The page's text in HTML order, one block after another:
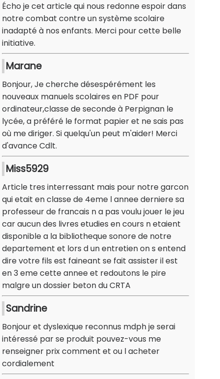
Écho je cet article qui nous redonne espoir dans
notre combat contre un système scolaire
inadapté à nos enfants. Merci pour cette belle
initiative.
Marane
Bonjour, Je cherche désespérément les
nouveaux manuels scolaires en PDF pour
ordinateur,classe de seconde à Perpignan le
lycée, a préféré le format papier et ne sais pas
où me diriger. Si quelqu'un peut m'aider! Merci
d'avance Cdlt.
Miss5929
Article tres interressant mais pour notre garcon
qui etait en classe de 4eme l annee derniere sa
professeur de francais n a pas voulu jouer le jeu
car aucun des livres etudies en cours n etaient
disponible a la bibliotheque sonore de notre
departement et lors d un entretien on s entend
dire votre fils est faineant se fait assister il est
en 3 eme cette annee et redoutons le pire
malgre un dossier beton du CRTA
Sandrine
Bonjour et dyslexique reconnus mdph je serai
intéressé par se produit pouvez-vous me
renseigner prix comment et ou l acheter
cordialement